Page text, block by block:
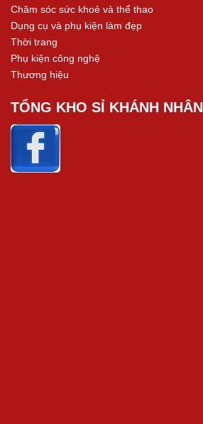
Chăm sóc sức khoẻ và thể thao
Dụng cụ và phụ kiện làm đẹp
Thời trang
Phụ kiện công nghệ
Thương hiệu
TỔNG KHO SỈ KHÁNH NHÂN